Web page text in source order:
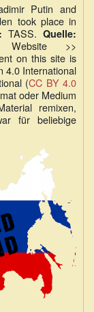
Putin and
took place in
TASS.Quelle:
Website >>
on this site is
4.0 International
(CC BY 4.0
oder Medium
remixen,
für beliebige